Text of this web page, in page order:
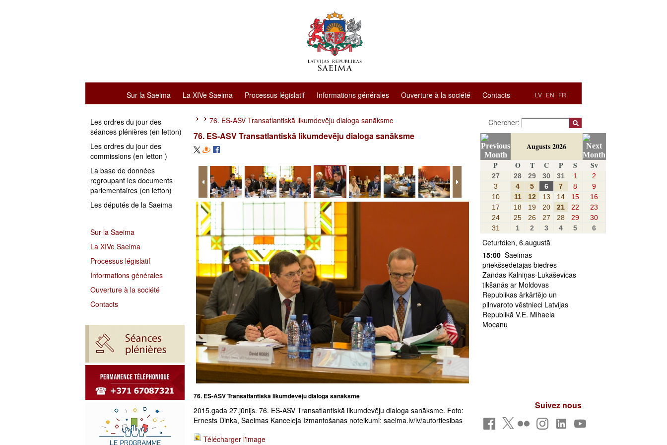
LV EN FR
Sur la Saeima La XIVe Saeima Processus législatif Informations générales Ouverture à la société Contacts
Les ordres du jour des
séances plénières (en letton)
Les ordres du jour des
commissions (en letton )
La base de données
regroupant les documents
parlementaires (en letton)
Les députés de la Saeima
Sur la Saeima
La XIVe Saeima
Processus législatif
Informations générales
Ouverture à la société
Contacts
76. ES-ASV Transatlantiskā likumdevēju dialoga sanāksme
76. ES-ASV Transatlantiskā likumdevēju dialoga sanāksme
76. ES-ASV Transatlantiskā likumdevēju dialoga sanāksme
2015.gada 27.jūnijs. 76. ES-ASV Transatlantiskā likumdevēju dialoga sanāksme. Foto:
Ernests Dinka, Saeimas Kanceleja Izmantošanas noteikumi: saeima.lv/lv/autortiesibas
Télécharger l'image
Chercher:
Augusts 2026
P
O T C P S Sv
27 28 29 30 31 1
2
3
4 5 6 7 8
9
10
11 12 13 14 15
16
17
18 19 20 21 22
23
24
25 26 27 28 29
30
31
1 2 3 4 5 6
Ceturtdien, 6.augustā
15:00 Saeimas
priekšsēdētājas biedres
Zandas Kalniņas-Lukaševicas
tikšanās ar Moldovas
Republikas ārkārtējo un
pilnvaroto vēstnieci Latvijas
Republikā V.E. Mihaela
Mocanu
Suivez nous